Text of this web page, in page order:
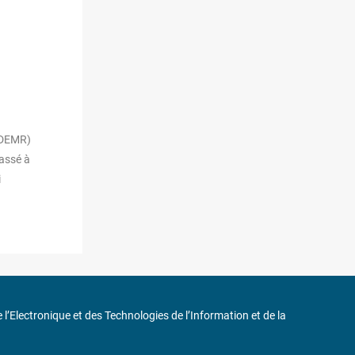
à
l’Electronique et des Technologies de l’Information et de la